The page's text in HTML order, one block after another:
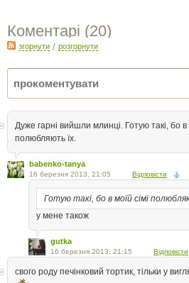
Коментарі (20)
згорнути / розгорнути
Дуже гарні вийшли млинці. Готую такі, бо в
полюбляють їх.
babenko-tanya
16 березня 2013, 21:05 Відповісти
Готую такі, бо в моїй сімї
у мене також
gutka
16 березня 2013, 21:15 Відповісти
свого роду печінковий тортик, тільки у